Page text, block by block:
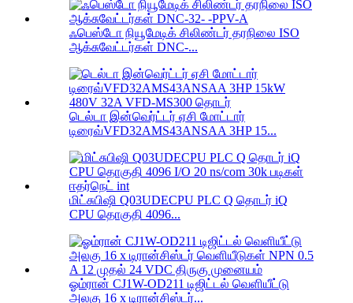
ஃபெஸ்டோ நியூமேடிக் சிலிண்டர் தரநிலை ISO
ஆக்சுவேட்டர்கள் DNC-...
டெல்டா இன்வெர்ட்டர் ஏசி மோட்டார்
டிரைவ்VFD32AMS43ANSAA 3HP 15...
மிட்சுபிஷி Q03UDECPU PLC Q தொடர் iQ
CPU தொகுதி 4096...
ஓம்ரான் CJ1W-OD211 டிஜிட்டல் வெளியீட்டு
அலகு 16 x டிரான்சிஸ்டர்...